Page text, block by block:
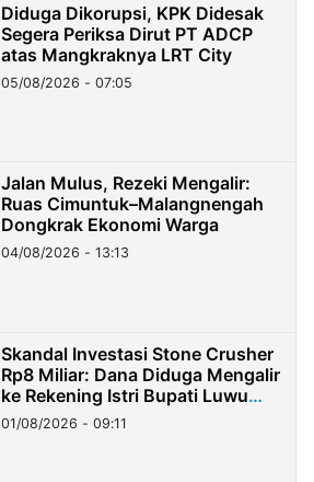
Diduga Dikorupsi, KPK Didesak
Segera Periksa Dirut PT ADCP
atas Mangkraknya LRT City
05/08/2026 - 07:05
Jalan Mulus, Rezeki Mengalir:
Ruas Cimuntuk–Malangnengah
Dongkrak Ekonomi Warga
04/08/2026 - 13:13
Skandal Investasi Stone Crusher
Rp8 Miliar: Dana Diduga Mengalir
ke Rekening Istri Bupati Luwu
Timur
01/08/2026 - 09:11